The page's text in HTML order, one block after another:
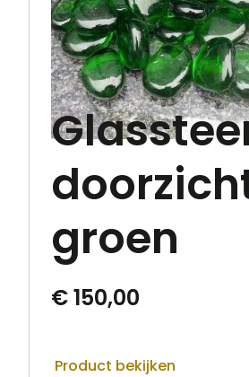
groen
€150,00
Product bekijken